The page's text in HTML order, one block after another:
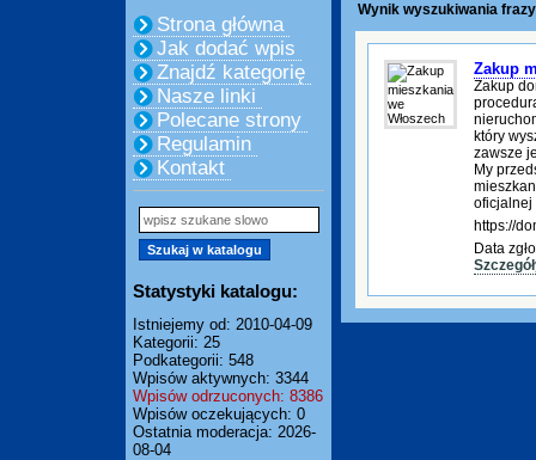
Strona główna
Jak dodać wpis
Znajdź kategorię
Nasze linki
Polecane strony
Regulamin
Kontakt
Statystyki katalogu:
Istniejemy od: 2010-04-09
Kategorii: 25
Podkategorii: 548
Wpisów aktywnych: 3344
Wpisów odrzuconych: 8386
Wpisów oczekujących: 0
Ostatnia moderacja: 2026-
08-04
Wynik wyszukiwania
Zakup
Zakup
który
zawsze
My
oficjalnej
https://
Data